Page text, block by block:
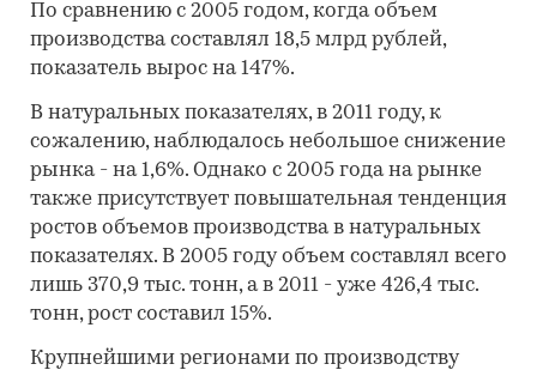
По сравнению с 2005 годом, когда объем
производства составлял 18,5 млрд рублей,
показатель вырос на 147%.
В натуральных показателях, в 2011 году, к
сожалению, наблюдалось небольшое снижение
рынка - на 1,6%. Однако с 2005 года на рынке
также присутствует повышательная тенденция
ростов объемов производства в натуральных
показателях. В 2005 году объем составлял всего
лишь 370,9 тыс. тонн, а в 2011 - уже 426,4 тыс.
тонн, рост составил 15%.
Крупнейшими регионами по производству